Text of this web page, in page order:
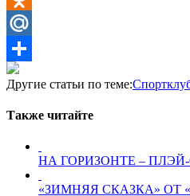
Odnoklassniki
Mail.Ru
Отправить
Другие статьи по теме:
Также читайте
НА ГОРИЗОНТЕ –
«ЗИМНЯЯ СКАЗКА» ОТ